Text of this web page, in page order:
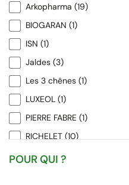
Arkopharma (19)
BIOGARAN (1)
ISN (1)
Jaldes (3)
Les 3 chênes (1)
LUXEOL (1)
PIERRE FABRE (1)
RICHELET (10)
Rubozinc(1)
POUR QUI ?